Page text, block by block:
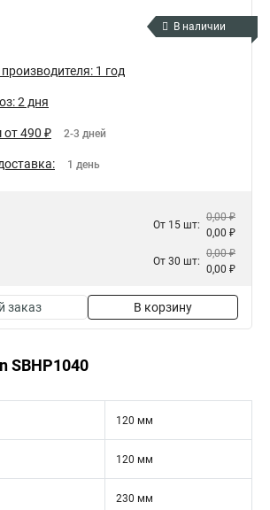
В наличии
1 год
2 дня
от 490 ₽ 2-3 дней
1 день
От 15 шт:
0,00 ₽
0,00 ₽
От 30 шт:
0,00 ₽
0,00 ₽
заказ В корзину
SBHP1040
120 мм
120 мм
230 мм